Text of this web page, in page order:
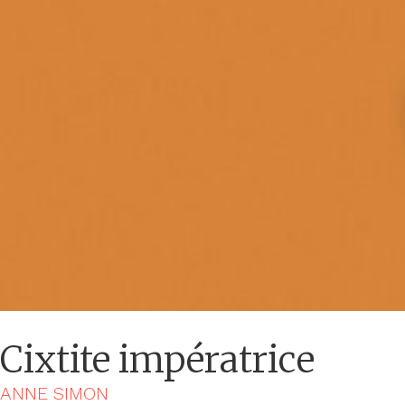
Cixtite impératrice
ANNE SIMON